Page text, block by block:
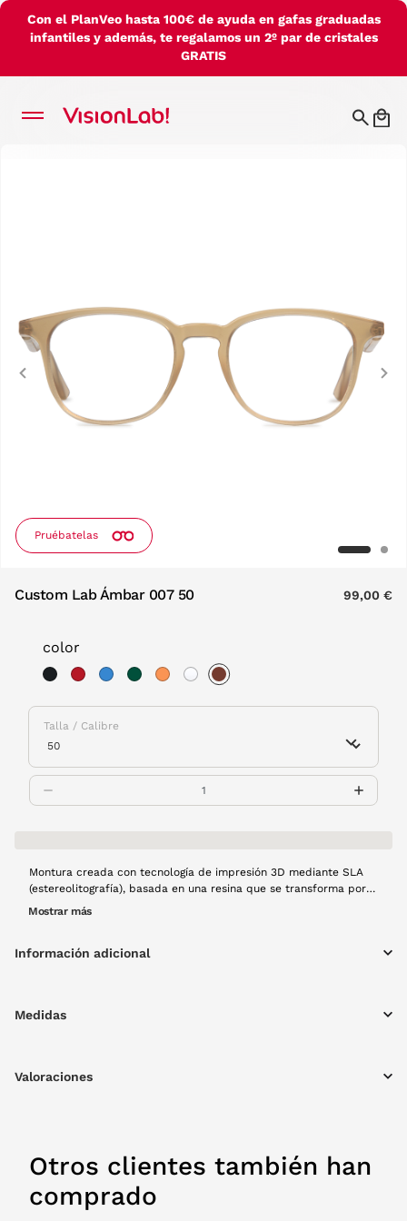
Con el PlanVeo hasta 100€ de ayuda en gafas graduadas
infantiles y además, te regalamos un 2º par de cristales
GRATIS
Pruébatelas
Previous
Custom Lab Ámbar 007 50 99,00 €
color
Talla / Calibre
Montura creada con tecnología de impresión 3D mediante SLA
(estereolitografía), basada en una resina que se transforma por
acción de la luz en una montura estética premium con acabado
fabrica lo que se consume. Modelo Ámbar en color negro de alta
Mostrar más
Información adicional
Medidas
Valoraciones
Otros clientes también han
comprado